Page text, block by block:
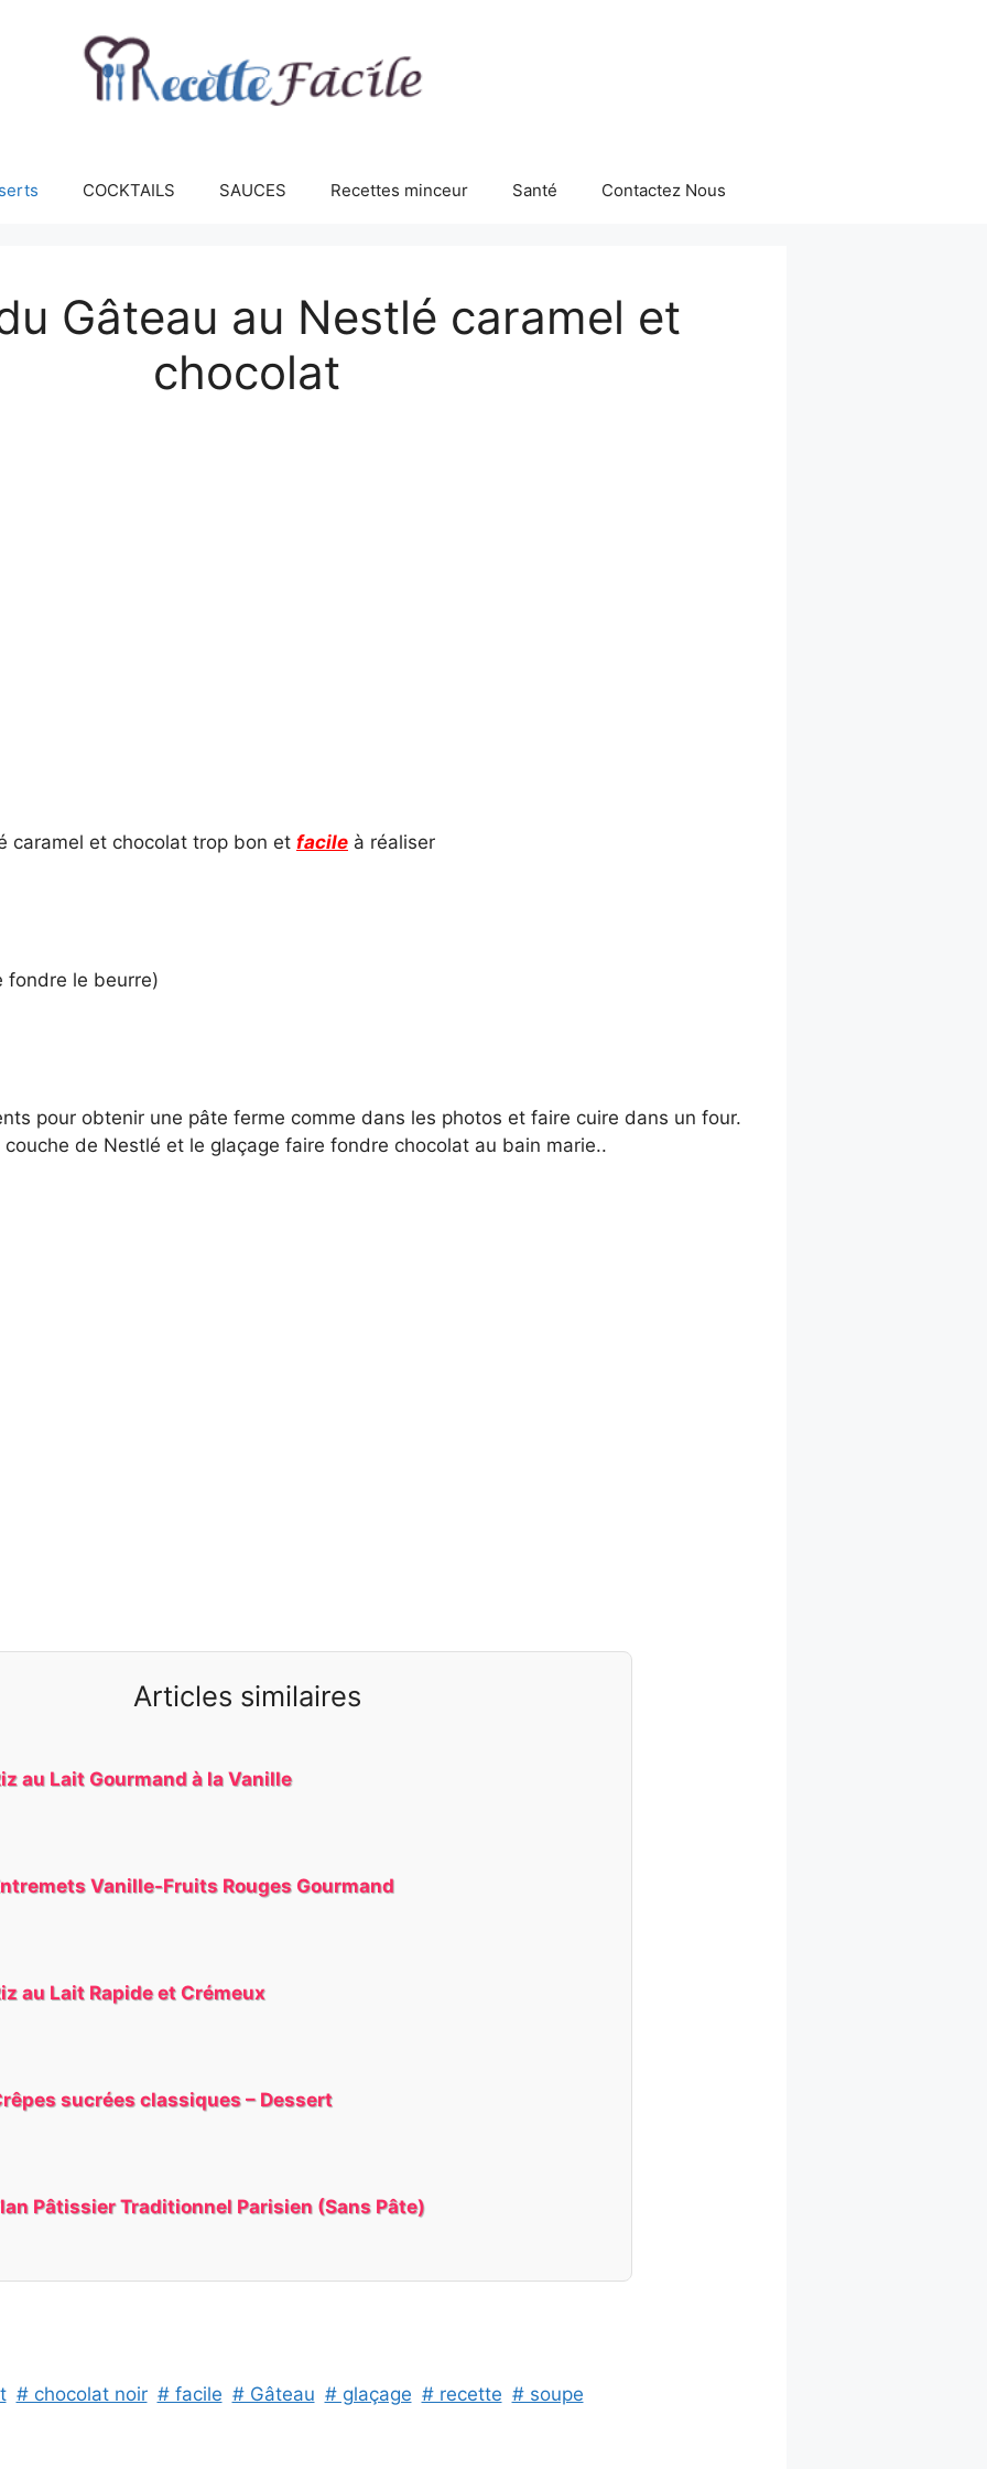
COCKTAILS SAUCES Recettes minceur Santé Contactez Nous
Gâteau au Nestlé caramel et
chocolat
caramel et chocolat trop bon et facile à réaliser
fondre le beurre)
pour obtenir une pâte ferme comme dans les photos et faire cuire dans un four.
de Nestlé et le glaçage faire fondre chocolat au bain marie..
Articles similaires
au Lait Gourmand à la Vanille
Vanille-Fruits Rouges Gourmand
au Lait Rapide et Crémeux
sucrées classiques – Dessert
Pâtissier Traditionnel Parisien (Sans Pâte)
# chocolat noir # facile # Gâteau # glaçage # recette # soupe